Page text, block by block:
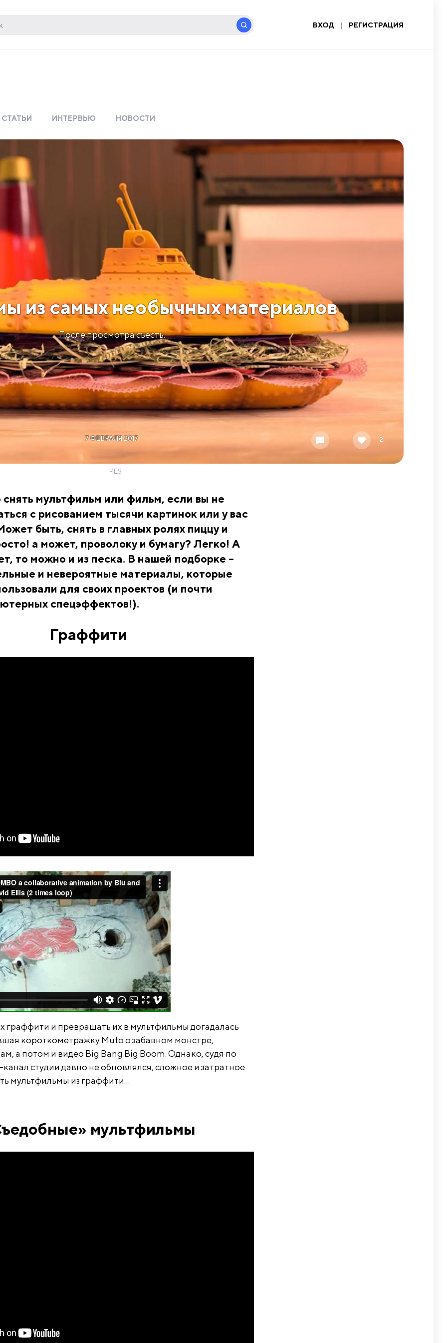
ВХОД | РЕГИСТРАЦИЯ
СТАТЬИ ИНТЕРВЬЮ НОВОСТИ
из самых необычных материалов
После просмотра съесть.
7 ФЕВРАЛЯ 2017 2
PES
мультфильм или фильм, если вы не
с рисованием тысячи картинок или у вас
быть, снять в главных ролях пиццу и
а может, проволоку и бумагу? Легко! А
то можно и из песка. В нашей подборке –
и невероятные материалы, которые
для своих проектов (и почти
спецэффектов!).
Граффити
граффити и превращать их в мультфильмы догадалась
короткометражку Muto о забавном монстре,
а потом и видео Big Bang Big Boom. Однако, судя по
студии давно не обновлялся, сложное и затратное
мультфильмы из граффити…
мультфильмы